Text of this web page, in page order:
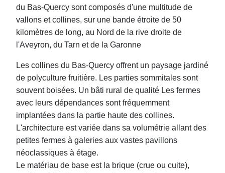
du Bas-Quercy sont composés d'une multitude de
vallons et collines, sur une bande étroite de 50
kilomètres de long, au Nord de la rive droite de
l'Aveyron, du Tarn et de la Garonne
Les collines du Bas-Quercy offrent un paysage jardiné
de polyculture fruitière. Les parties sommitales sont
souvent boisées. Un bâti rural de qualité Les fermes
avec leurs dépendances sont fréquemment
implantées dans la partie haute des collines.
L'architecture est variée dans sa volumétrie allant des
petites fermes à galeries aux vastes pavillons
néoclassiques à étage.
Le matériau de base est la brique (crue ou cuite),